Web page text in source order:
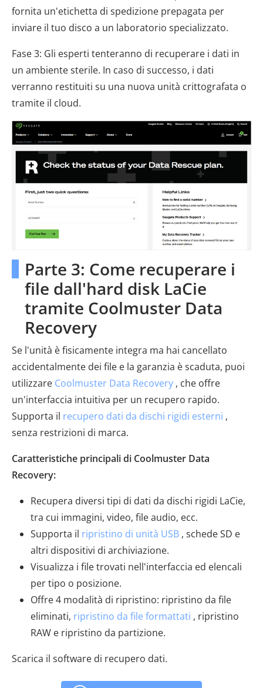
fornita un'etichetta di spedizione prepagata per
inviare il tuo disco a un laboratorio specializzato.
Fase 3: Gli esperti tenteranno di recuperare i dati in
un ambiente sterile. In caso di successo, i dati
verranno restituiti su una nuova unità crittografata o
tramite il cloud.
Parte 3: Come recuperare i
file dall'hard disk LaCie
tramite Coolmuster Data
Recovery
Se l'unità è fisicamente integra ma hai cancellato
accidentalmente dei file e la garanzia è scaduta, puoi
utilizzare Coolmuster Data Recovery , che offre
un'interfaccia intuitiva per un recupero rapido.
Supporta il recupero dati da dischi rigidi esterni ,
senza restrizioni di marca.
Caratteristiche principali di Coolmuster Data
Recovery:
Recupera diversi tipi di dati da dischi rigidi LaCie,
tra cui immagini, video, file audio, ecc.
Supporta il ripristino di unità USB , schede SD e
altri dispositivi di archiviazione.
Visualizza i file trovati nell'interfaccia ed elencali
per tipo o posizione.
Offre 4 modalità di ripristino: ripristino da file
eliminati, ripristino da file formattati , ripristino
RAW e ripristino da partizione.
Scarica il software di recupero dati.